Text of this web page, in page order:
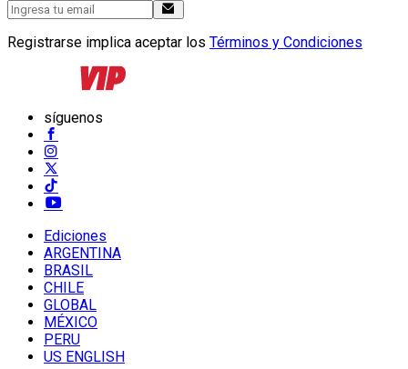
Registrarse implica aceptar los Términos y Condiciones
síguenos
Ediciones
ARGENTINA
BRASIL
CHILE
GLOBAL
MÉXICO
PERU
US ENGLISH